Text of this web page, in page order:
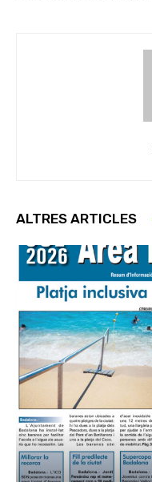
ALTRES ARTICLES